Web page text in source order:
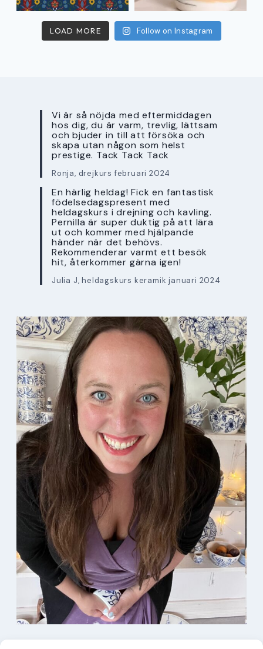
LOAD MORE Follow on Instagram
Vi är så nöjda med eftermiddagen
hos dig, du är varm, trevlig, lättsam
och bjuder in till att försöka och
skapa utan någon som helst
prestige. Tack Tack Tack
Ronja, drejkurs februari 2024
En härlig heldag! Fick en fantastisk
födelsedagspresent med
heldagskurs i drejning och kavling.
Pernilla är super duktig på att lära
ut och kommer med hjälpande
händer när det behövs.
Rekommenderar varmt ett besök
hit, återkommer gärna igen!
Julia J, heldagskurs keramik januari 2024